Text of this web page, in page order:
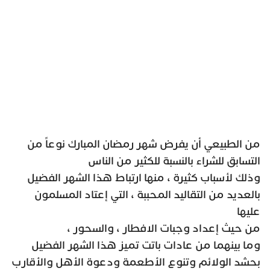
من الطبيعي أن يفرض شهر رمضان المبارك نوعاً من
التسابق للشراء بالنسبة للكثير من الناس
وذلك لأسباب كثيرة ، منها ارتباط هذا الشهر الفضيل
بالعديد من التقاليد المحببة ، التي إعتاد المسلمون
عليها
من حيث إعداد وجبات الافطار ، والسحور ،
وما بينهما من عادات باتت تميز هذا الشهر الفضيل
بحشد الولائم وتنوع الأطعمة ودعوة الأهل والأقارب